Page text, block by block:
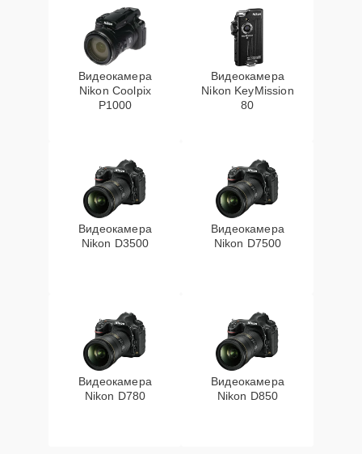
Видеокамера
Nikon Coolpix
P1000
Видеокамера
Nikon KeyMission
80
Видеокамера
Nikon D3500
Видеокамера
Nikon D7500
Видеокамера
Nikon D780
Видеокамера
Nikon D850